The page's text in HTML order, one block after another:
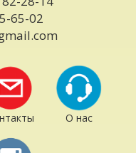
65-02
О нас